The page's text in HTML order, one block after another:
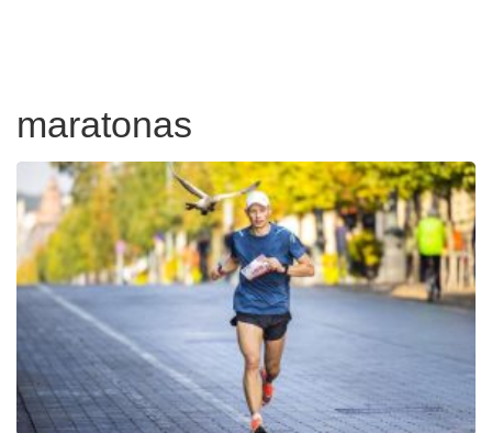
maratonas